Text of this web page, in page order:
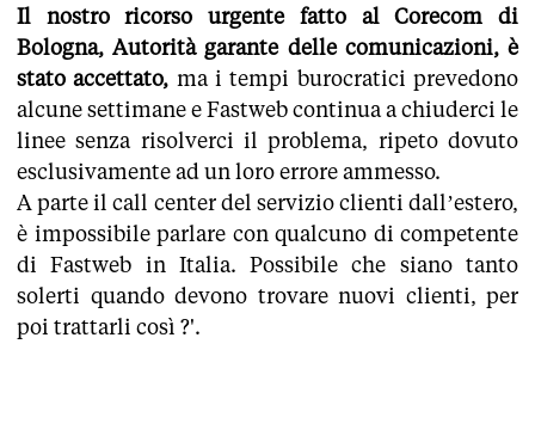
Il nostro ricorso urgente fatto al Corecom di
Bologna, Autorità garante delle comunicazioni, è
stato accettato, ma i tempi burocratici prevedono
alcune settimane e Fastweb continua a chiuderci le
linee senza risolverci il problema, ripeto dovuto
esclusivamente ad un loro errore ammesso.
A parte il call center del servizio clienti dall’estero,
è impossibile parlare con qualcuno di competente
di Fastweb in Italia. Possibile che siano tanto
solerti quando devono trovare nuovi clienti, per
poi trattarli così ?'.